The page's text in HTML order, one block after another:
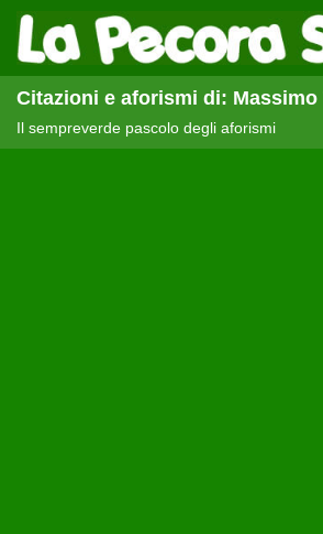
Citazioni e aforismi di: Massimo
Il sempreverde pascolo degli aforismi